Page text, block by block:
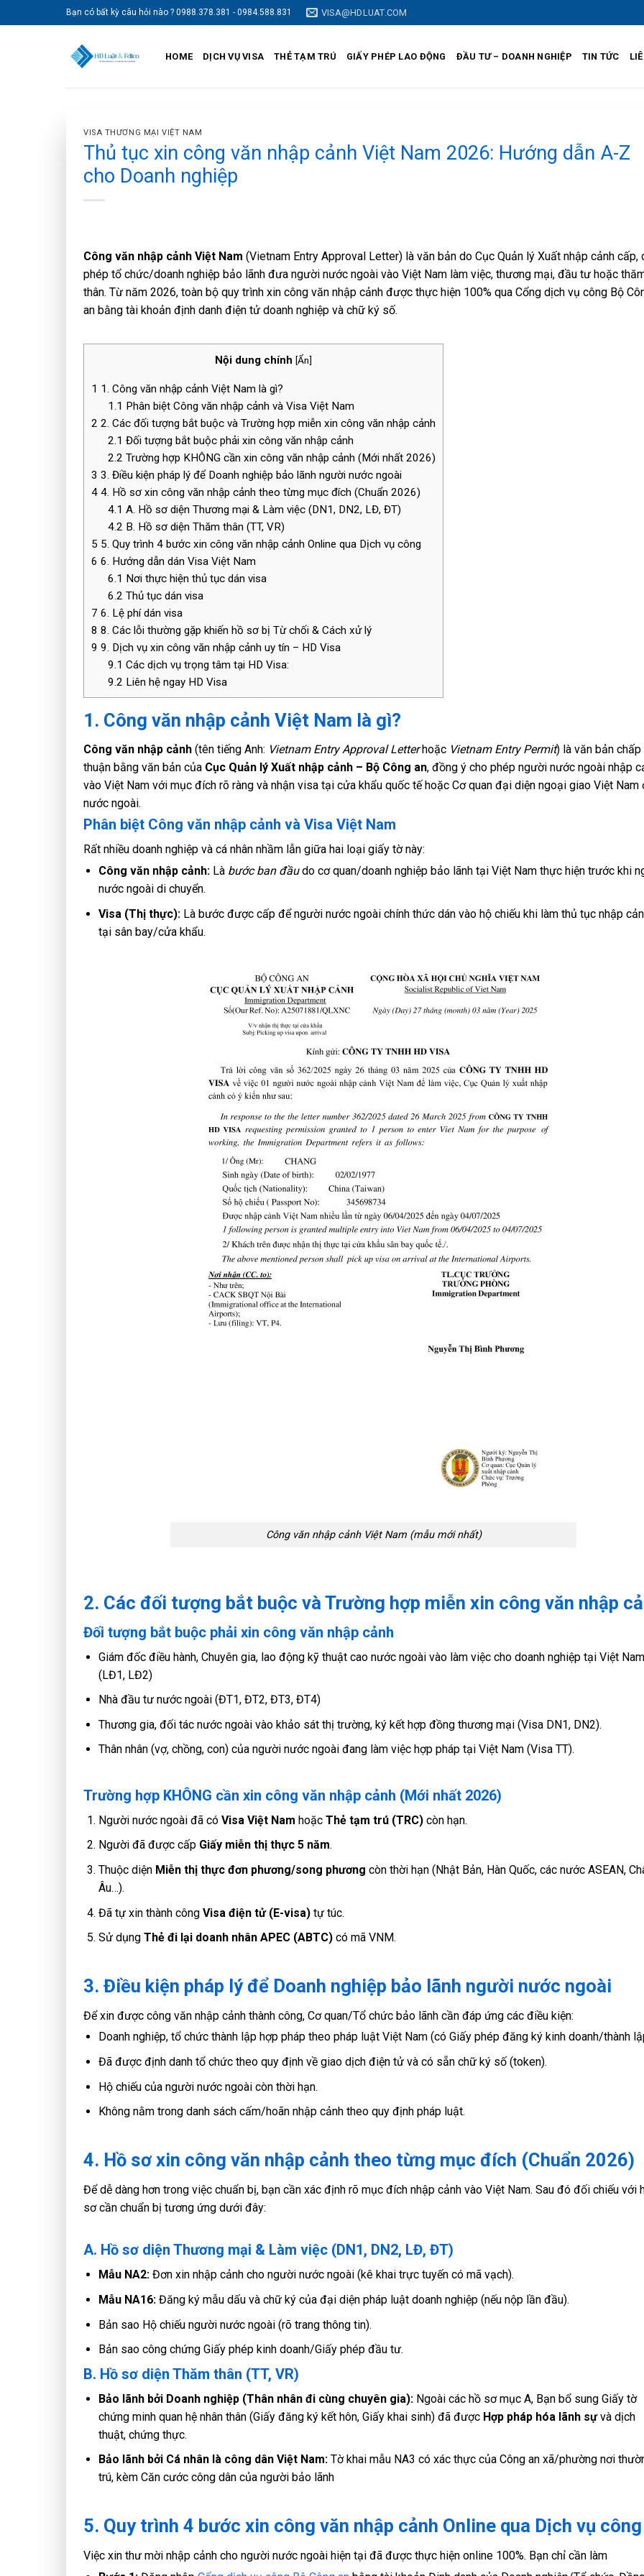
to
Bạn có bất kỳ câu hỏi nào ? 0988.378.381 - 0984.588.831 VISA@HDLUAT.COM
HOME DỊCH VỤ VISA THẺ TẠM TRÚ GIẤY PHÉP LAO ĐỘNG ĐẦU TƯ – DOANH NGHIỆP TIN TỨC
VISA THƯƠNG MẠI VIỆT NAM
Thủ tục xin công văn nhập cảnh Việt Nam 2026: Hướng dẫn A-Z
cho Doanh nghiệp
Công văn nhập cảnh Việt Nam (Vietnam Entry Approval Letter) là văn bản do Cục Quản lý Xuất nhập cảnh cấp,
phép tổ chức/doanh nghiệp bảo lãnh đưa người nước ngoài vào Việt Nam làm việc, thương mại, đầu tư hoặc
thân. Từ năm 2026, toàn bộ quy trình xin công văn nhập cảnh được thực hiện 100% qua Cổng dịch vụ công Bộ
an bằng tài khoản định danh điện tử doanh nghiệp và chữ ký số.
Nội dung chính [Ẩn]
1 1. Công văn nhập cảnh Việt Nam là gì?
1.1 Phân biệt Công văn nhập cảnh và Visa Việt Nam
2 2. Các đối tượng bắt buộc và Trường hợp miễn xin công văn nhập cảnh
2.1 Đối tượng bắt buộc phải xin công văn nhập cảnh
2.2 Trường hợp KHÔNG cần xin công văn nhập cảnh (Mới nhất 2026)
3 3. Điều kiện pháp lý để Doanh nghiệp bảo lãnh người nước ngoài
4 4. Hồ sơ xin công văn nhập cảnh theo từng mục đích (Chuẩn 2026)
4.1 A. Hồ sơ diện Thương mại & Làm việc (DN1, DN2, LĐ, ĐT)
4.2 B. Hồ sơ diện Thăm thân (TT, VR)
5 5. Quy trình 4 bước xin công văn nhập cảnh Online qua Dịch vụ công
6 6. Hướng dẫn dán Visa Việt Nam
6.1 Nơi thực hiện thủ tục dán visa
6.2 Thủ tục dán visa
7 6. Lệ phí dán visa
8 8. Các lỗi thường gặp khiến hồ sơ bị Từ chối & Cách xử lý
9 9. Dịch vụ xin công văn nhập cảnh uy tín – HD Visa
9.1 Các dịch vụ trọng tâm tại HD Visa:
9.2 Liên hệ ngay HD Visa
1. Công văn nhập cảnh Việt Nam là gì?
Công văn nhập cảnh (tên tiếng Anh: Vietnam Entry Approval Letterhoặc Vietnam Entry Permit) là văn bản chấp
thuận bằng văn bản của Cục Quản lý Xuất nhập cảnh – Bộ Công an, đồng ý cho phép người nước ngoài nhập
vào Việt Nam với mục đích rõ ràng và nhận visa tại cửa khẩu quốc tế hoặc Cơ quan đại diện ngoại giao Việt Nam
nước ngoài.
Phân biệt Công văn nhập cảnh và Visa Việt Nam
Rất nhiều doanh nghiệp và cá nhân nhầm lẫn giữa hai loại giấy tờ này:
Công văn nhập cảnh:Là bước ban đầudo cơ quan/doanh nghiệp bảo lãnh tại Việt Nam thực hiện trước khi
nước ngoài di chuyển.
Visa (Thị thực):Là bước được cấp để người nước ngoài chính thức dán vào hộ chiếu khi làm thủ tục nhập
tại sân bay/cửa khẩu.
Công văn nhập cảnh Việt Nam (mẫu mới nhất)
2. Các đối tượng bắt buộc và Trường hợp miễn xin công văn nhập
Đối tượng bắt buộc phải xin công văn nhập cảnh
Giám đốc điều hành, Chuyên gia, lao động kỹ thuật cao nước ngoài vào làm việc cho doanh nghiệp tại Việt
(LĐ1, LĐ2)
Nhà đầu tư nước ngoài (ĐT1, ĐT2, ĐT3, ĐT4)
Thương gia, đối tác nước ngoài vào khảo sát thị trường, ký kết hợp đồng thương mại (Visa DN1, DN2).
Thân nhân (vợ, chồng, con) của người nước ngoài đang làm việc hợp pháp tại Việt Nam (Visa TT).
Trường hợp KHÔNG cần xin công văn nhập cảnh (Mới nhất 2026)
Người nước ngoài đã có Visa Việt Nam hoặc Thẻ tạm trú (TRC)còn hạn.
Người đã được cấp Giấy miễn thị thực 5 năm.
Thuộc diện Miễn thị thực đơn phương/song phương còn thời hạn (Nhật Bản, Hàn Quốc, các nước ASEAN,
Âu…).
Đã tự xin thành công Visa điện tử (E-visa)tự túc.
Sử dụng Thẻ đi lại doanh nhân APEC (ABTC)có mã VNM.
3. Điều kiện pháp lý để Doanh nghiệp bảo lãnh người nước ngoài
Để xin được công văn nhập cảnh thành công, Cơ quan/Tổ chức bảo lãnh cần đáp ứng các điều kiện:
Doanh nghiệp, tổ chức thành lập hợp pháp theo pháp luật Việt Nam (có Giấy phép đăng ký kinh doanh/thành
Đã được định danh tổ chức theo quy định về giao dịch điện tử và có sẵn chữ ký số (token).
Hộ chiếu của người nước ngoài còn thời hạn.
Không nằm trong danh sách cấm/hoãn nhập cảnh theo quy định pháp luật.
4. Hồ sơ xin công văn nhập cảnh theo từng mục đích (Chuẩn 2026)
Để dễ dàng hơn trong việc chuẩn bị, bạn cần xác định rõ mục đích nhập cảnh vào Việt Nam. Sau đó đối chiếu với
sơ cần chuẩn bị tương ứng dưới đây:
A. Hồ sơ diện Thương mại & Làm việc (DN1, DN2, LĐ, ĐT)
Mẫu NA2:Đơn xin nhập cảnh cho người nước ngoài (kê khai trực tuyến có mã vạch).
Mẫu NA16:Đăng ký mẫu dấu và chữ ký của đại diện pháp luật doanh nghiệp (nếu nộp lần đầu).
Bản sao Hộ chiếu người nước ngoài (rõ trang thông tin).
Bản sao công chứng Giấy phép kinh doanh/Giấy phép đầu tư.
B. Hồ sơ diện Thăm thân (TT, VR)
Bảo lãnh bởi Doanh nghiệp (Thân nhân đi cùng chuyên gia):Ngoài các hồ sơ mục A, Bạn bổ sung Giấy tờ
chứng minh quan hệ nhân thân (Giấy đăng ký kết hôn, Giấy khai sinh) đã được Hợp pháp hóa lãnh sựvà dịch
thuật, chứng thực.
Bảo lãnh bởi Cá nhân là công dân Việt Nam:Tờ khai mẫu NA3 có xác thực của Công an xã/phường nơi
trú, kèm Căn cước công dân của người bảo lãnh
5. Quy trình 4 bước xin công văn nhập cảnh Online qua Dịch vụ công
Việc xin thư mời nhập cảnh cho người nước ngoài hiện tại đã được thực hiện online 100%. Bạn chỉ cần làm